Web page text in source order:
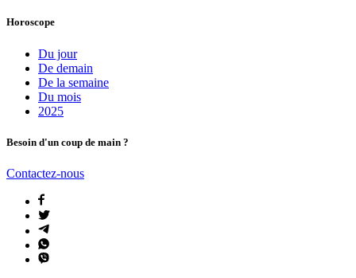
Horoscope
Du jour
De demain
De la semaine
Du mois
2025
Besoin d'un coup de main ?
Contactez-nous